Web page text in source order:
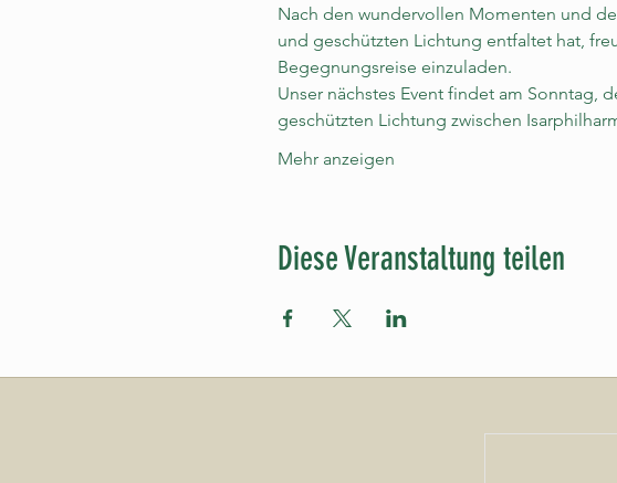
Nach den wundervollen Momenten und
und geschützten Lichtung entfaltet hat,
Begegnungsreise einzuladen.
Unser nächstes Event findet am Sonntag,
geschützten Lichtung zwischen
Mehr anzeigen
Diese Veranstaltung teilen